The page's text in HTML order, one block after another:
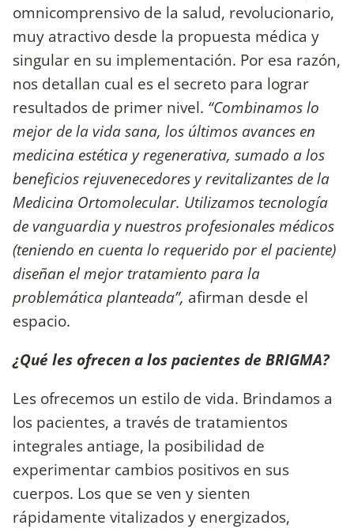
omnicomprensivo de la salud, revolucionario,
muy atractivo desde la propuesta médica y
singular en su implementación. Por esa razón,
nos detallan cual es el secreto para lograr
resultados de primer nivel. “Combinamos lo
mejor de la vida sana, los últimos avances en
medicina estética y regenerativa, sumado a los
beneficios rejuvenecedores y revitalizantes de la
Medicina Ortomolecular. Utilizamos tecnología
de vanguardia y nuestros profesionales médicos
(teniendo en cuenta lo requerido por el paciente)
diseñan el mejor tratamiento para la
problemática planteada”, afirman desde el
espacio.
¿Qué les ofrecen a los pacientes de BRIGMA?
Les ofrecemos un estilo de vida. Brindamos a
los pacientes, a través de tratamientos
integrales antiage, la posibilidad de
experimentar cambios positivos en sus
cuerpos. Los que se ven y sienten
rápidamente vitalizados y energizados,